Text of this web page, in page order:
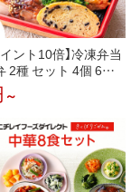
ント10倍】冷凍弁当
2種 セット 4個 6個
取り寄せ 静岡 焼津
津 高級のり弁 桜え
定番 簡単 子供 レン
鮭 西京焼き ご飯付き
料無料 駅弁屋
～